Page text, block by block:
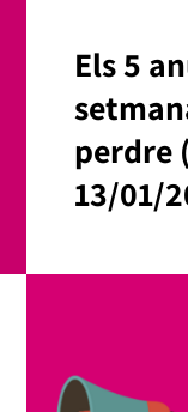
Els 5
perdre
13/01/